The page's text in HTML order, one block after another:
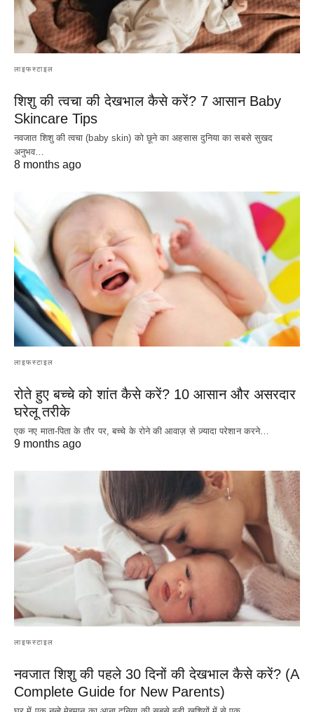
लाइफस्टाइल
शिशु की त्वचा की देखभाल कैसे करें? 7 आसान Baby
Skincare Tips
नवजात शिशु की त्वचा (baby skin) को छूने का अहसास दुनिया का सबसे सुखद
अनुभव…
8 months ago
लाइफस्टाइल
रोते हुए बच्चे को शांत कैसे करें? 10 आसान और असरदार
घरेलू तरीके
एक नए माता-पिता के तौर पर, बच्चे के रोने की आवाज़ से ज़्यादा परेशान करने…
9 months ago
लाइफस्टाइल
नवजात शिशु की पहले 30 दिनों की देखभाल कैसे करें? (A
Complete Guide for New Parents)